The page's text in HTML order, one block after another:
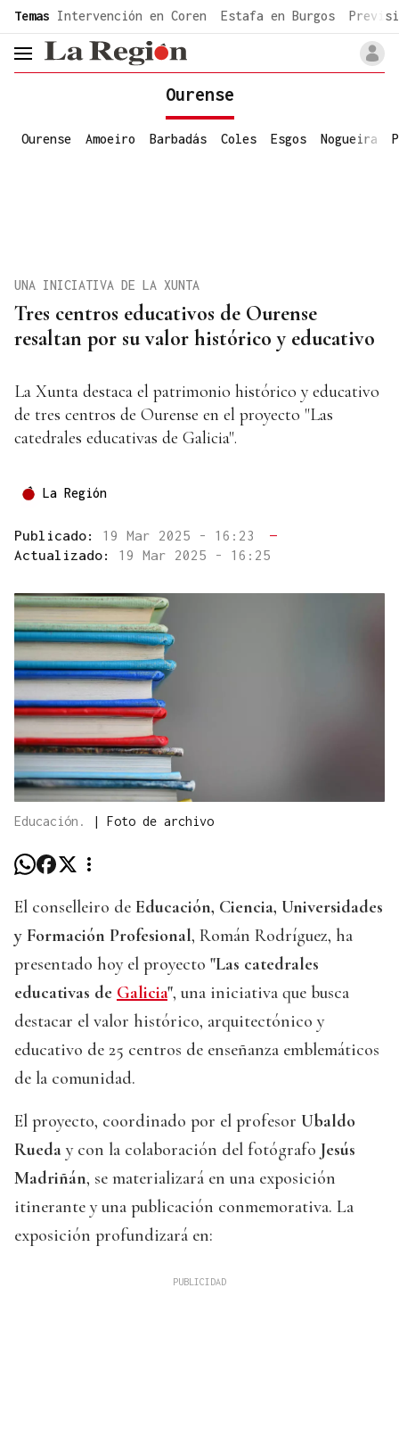
common.go-to-content
Temas Intervención en Coren Estafa en Burgos
header.menu.open
Ourense
Ourense Amoeiro Barbadás Coles Esgos Nogueira
Tres centros educativos de Ourense
resaltan por su valor histórico y educativo
UNA INICIATIVA DE LA XUNTA
La Xunta destaca el patrimonio histórico y educativo
de tres centros de Ourense en el proyecto "Las
catedrales educativas de Galicia".
La Región
Publicado: 19 Mar 2025 - 16:23
—
Actualizado: 19 Mar 2025 - 16:25
Educación. | Foto de archivo
El conselleiro de Educación, Ciencia, Universidades
y Formación Profesional, Román Rodríguez, ha
presentado hoy el proyecto "Las catedrales
educativas de Galicia", una iniciativa que busca
destacar el valor histórico, arquitectónico y
educativo de 25 centros de enseñanza emblemáticos
de la comunidad.
El proyecto, coordinado por el profesor Ubaldo
Rueda y con la colaboración del fotógrafo Jesús
Madriñán, se materializará en una exposición
itinerante y una publicación conmemorativa. La
exposición profundizará en: